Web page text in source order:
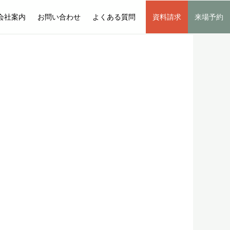
社案内 お問い合わせ よくある質問 資料請求 来場予約